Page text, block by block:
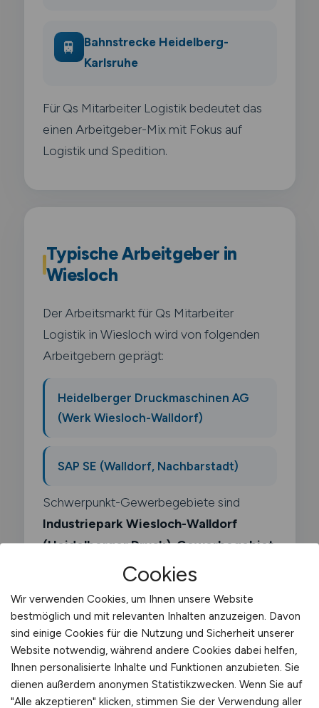
🚆
Bahnstrecke Heidelberg-
Karlsruhe
Für Qs Mitarbeiter Logistik bedeutet das
einen Arbeitgeber-Mix mit Fokus auf
Logistik und Spedition.
Typische Arbeitgeber in
Wiesloch
Der Arbeitsmarkt für Qs Mitarbeiter
Logistik in Wiesloch wird von folgenden
Arbeitgebern geprägt:
Heidelberger Druckmaschinen AG
(Werk Wiesloch-Walldorf)
SAP SE (Walldorf, Nachbarstadt)
Schwerpunkt-Gewerbegebiete sind
Industriepark Wiesloch-Walldorf
(Heidelberger Druck),Gewerbegebiet
Wiesloch-Sued.
Was macht ein Qs
Mitarbeiter Logistik?
Cookies
Wir verwenden Cookies, um Ihnen unsere Website
bestmöglich und mit relevanten Inhalten anzuzeigen. Davon
sind einige Cookies für die Nutzung und Sicherheit unserer
Website notwendig, während andere Cookies dabei helfen,
Ihnen personalisierte Inhalte und Funktionen anzubieten. Sie
dienen außerdem anonymen Statistikzwecken. Wenn Sie auf
"Alle akzeptieren" klicken, stimmen Sie der Verwendung aller